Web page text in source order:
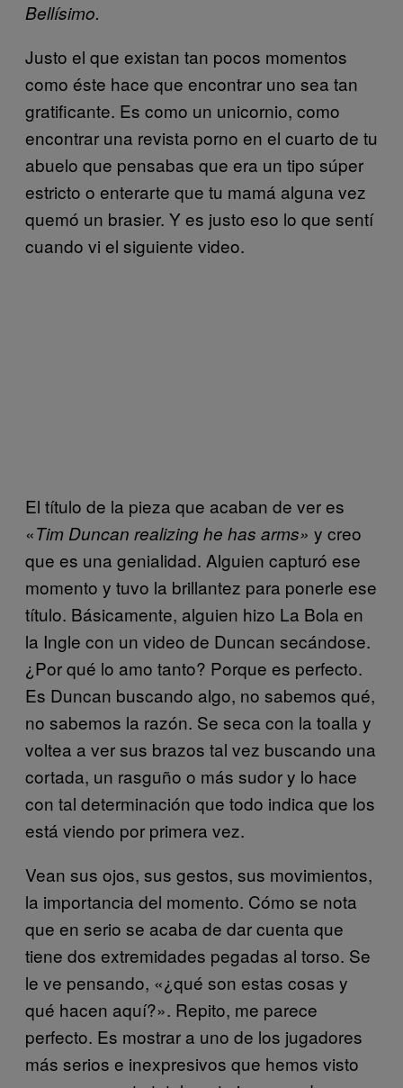
Bellísimo.
Justo el que existan tan pocos momentos
como éste hace que encontrar uno sea tan
gratificante. Es como un unicornio, como
encontrar una revista porno en el cuarto de tu
abuelo que pensabas que era un tipo súper
estricto o enterarte que tu mamá alguna vez
quemó un brasier. Y es justo eso lo que sentí
cuando vi el siguiente video.
El título de la pieza que acaban de ver es
«Tim Duncan realizing he has arms» y creo
que es una genialidad. Alguien capturó ese
momento y tuvo la brillantez para ponerle ese
título. Básicamente, alguien hizo La Bola en
la Ingle con un video de Duncan secándose.
¿Por qué lo amo tanto? Porque es perfecto.
Es Duncan buscando algo, no sabemos qué,
no sabemos la razón. Se seca con la toalla y
voltea a ver sus brazos tal vez buscando una
cortada, un rasguño o más sudor y lo hace
con tal determinación que todo indica que los
está viendo por primera vez.
Vean sus ojos, sus gestos, sus movimientos,
la importancia del momento. Cómo se nota
que en serio se acaba de dar cuenta que
tiene dos extremidades pegadas al torso. Se
le ve pensando, «¿qué son estas cosas y
qué hacen aquí?». Repito, me parece
perfecto. Es mostrar a uno de los jugadores
más serios e inexpresivos que hemos visto